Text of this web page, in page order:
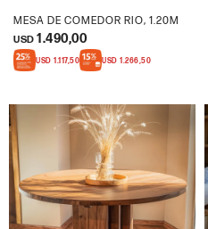
MESA DE COMEDOR RIO, 1.20M
USD 1.490,00
USD 1.117,50 USD 1.266,50